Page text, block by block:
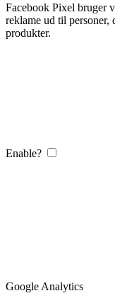
Facebook Pixel bruger
reklame ud til personer,
produkter.
Enable?
Google Analytics